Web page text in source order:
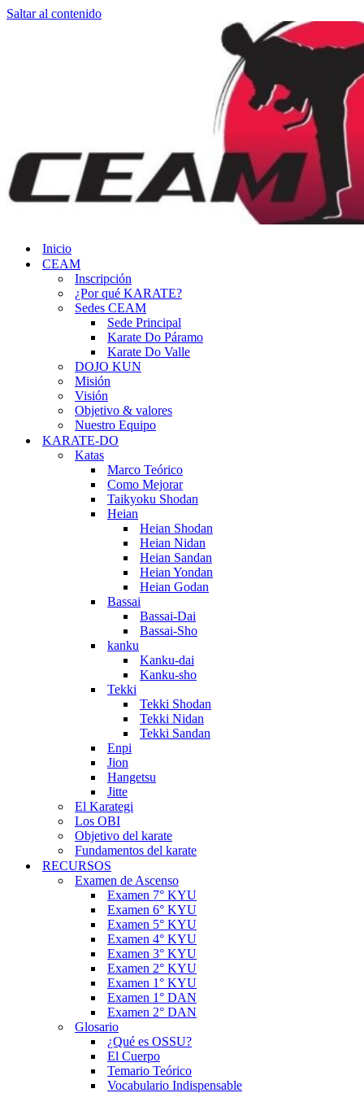
Saltar al contenido
Inicio
CEAM
Inscripción
¿Por qué KARATE?
Sedes CEAM
Sede Principal
Karate Do Páramo
Karate Do Valle
DOJO KUN
Misión
Visión
Objetivo & valores
Nuestro Equipo
KARATE-DO
Katas
Marco Teórico
Como Mejorar
Taikyoku Shodan
Heian
Heian Shodan
Heian Nidan
Heian Sandan
Heian Yondan
Heian Godan
Bassai
Bassai-Dai
Bassai-Sho
kanku
Kanku-dai
Kanku-sho
Tekki
Tekki Shodan
Tekki Nidan
Tekki Sandan
Enpi
Jion
Hangetsu
Jitte
El Karategi
Los OBI
Objetivo del karate
Fundamentos del karate
RECURSOS
Examen de Ascenso
Examen 7° KYU
Examen 6° KYU
Examen 5° KYU
Examen 4° KYU
Examen 3° KYU
Examen 2° KYU
Examen 1° KYU
Examen 1° DAN
Examen 2° DAN
Glosario
¿Qué es OSSU?
El Cuerpo
Temario Teórico
Vocabulario Indispensable